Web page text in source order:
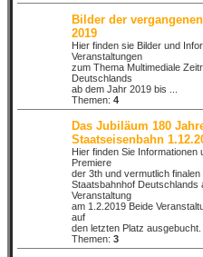
Bilder der
2019
Hier finden sie Bilder und
Veranstaltungen
zum Thema Multimediale
Deutschlands
ab dem Jahr 2019 bis ...
Themen: 4
Das Jubiläum 180
Staatseisenbahn
Hier finden Sie Informationen
Premiere
der 3th und vermutlich
Staatsbahnhof Deutschlands
Veranstaltung
am 1.2.2019 Beide
auf
den letzten Platz ausgebucht.
Themen: 3